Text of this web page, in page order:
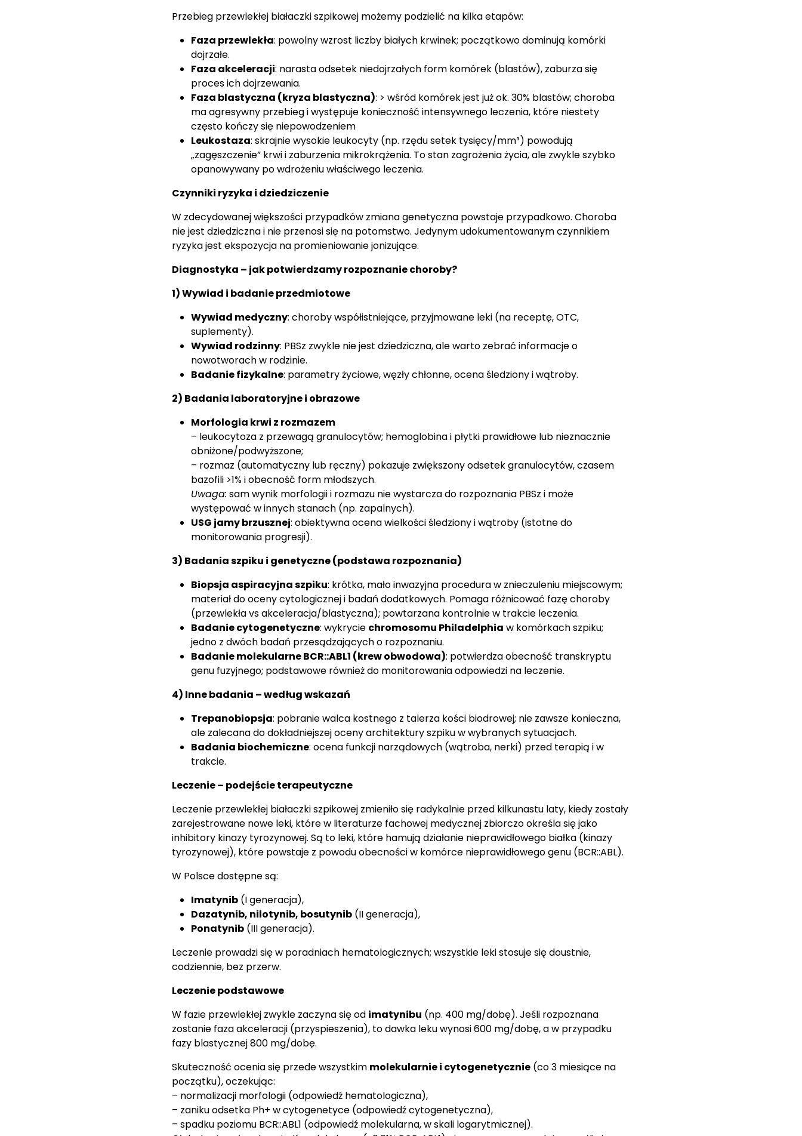
Przebieg przewlekłej białaczki szpikowej możemy podzielić na kilka etapów:
Faza przewlekła: powolny wzrost liczby białych krwinek; początkowo dominują komórki
dojrzałe.
Faza akceleracji: narasta odsetek niedojrzałych form komórek (blastów), zaburza się
proces ich dojrzewania.
Faza blastyczna (kryza blastyczna): > wśród komórek jest już ok. 30% blastów; choroba
ma agresywny przebieg i występuje konieczność intensywnego leczenia, które niestety
często kończy się niepowodzeniem
Leukostaza: skrajnie wysokie leukocyty (np. rzędu setek tysięcy/mm³) powodują
„zagęszczenie” krwi i zaburzenia mikrokrążenia. To stan zagrożenia życia, ale zwykle szybko
opanowywany po wdrożeniu właściwego leczenia.
Czynniki ryzyka i dziedziczenie
W zdecydowanej większości przypadków zmiana genetyczna powstaje przypadkowo. Choroba
nie jest dziedziczna i nie przenosi się na potomstwo. Jedynym udokumentowanym czynnikiem
ryzyka jest ekspozycja na promieniowanie jonizujące.
Diagnostyka – jak potwierdzamy rozpoznanie choroby?
1) Wywiad i badanie przedmiotowe
Wywiad medyczny: choroby współistniejące, przyjmowane leki (na receptę, OTC,
suplementy).
Wywiad rodzinny: PBSz zwykle nie jest dziedziczna, ale warto zebrać informacje o
nowotworach w rodzinie.
Badanie fizykalne: parametry życiowe, węzły chłonne, ocena śledziony i wątroby.
2) Badania laboratoryjne i obrazowe
Morfologia krwi z rozmazem
– leukocytoza z przewagą granulocytów; hemoglobina i płytki prawidłowe lub nieznacznie
obniżone/podwyższone;
– rozmaz (automatyczny lub ręczny) pokazuje zwiększony odsetek granulocytów, czasem
bazofili >1% i obecność form młodszych.
Uwaga: sam wynik morfologii i rozmazu nie wystarcza do rozpoznania PBSz i może
występować w innych stanach (np. zapalnych).
USG jamy brzusznej: obiektywna ocena wielkości śledziony i wątroby (istotne do
monitorowania progresji).
3) Badania szpiku i genetyczne (podstawa rozpoznania)
Biopsja aspiracyjna szpiku: krótka, mało inwazyjna procedura w znieczuleniu miejscowym;
materiał do oceny cytologicznej i badań dodatkowych. Pomaga różnicować fazę choroby
(przewlekła vs akceleracja/blastyczna); powtarzana kontrolnie w trakcie leczenia.
Badanie cytogenetyczne: wykrycie chromosomu Philadelphia w komórkach szpiku;
jedno z dwóch badań przesądzających o rozpoznaniu.
Badanie molekularne BCR::ABL1 (krew obwodowa): potwierdza obecność transkryptu
genu fuzyjnego; podstawowe również do monitorowania odpowiedzi na leczenie.
4) Inne badania – według wskazań
Trepanobiopsja: pobranie walca kostnego z talerza kości biodrowej; nie zawsze konieczna,
ale zalecana do dokładniejszej oceny architektury szpiku w wybranych sytuacjach.
Badania biochemiczne: ocena funkcji narządowych (wątroba, nerki) przed terapią i w
trakcie.
Leczenie – podejście terapeutyczne
Leczenie przewlekłej białaczki szpikowej zmieniło się radykalnie przed kilkunastu laty, kiedy zostały
zarejestrowane nowe leki, które w literaturze fachowej medycznej zbiorczo określa się jako
inhibitory kinazy tyrozynowej. Są to leki, które hamują działanie nieprawidłowego białka (kinazy
tyrozynowej), które powstaje z powodu obecności w komórce nieprawidłowego genu (BCR::ABL).
W Polsce dostępne są:
Imatynib (I generacja),
Dazatynib, nilotynib, bosutynib (II generacja),
Ponatynib (III generacja).
Leczenie prowadzi się w poradniach hematologicznych; wszystkie leki stosuje się doustnie,
codziennie, bez przerw.
Leczenie podstawowe
W fazie przewlekłej zwykle zaczyna się od imatynibu (np. 400 mg/dobę). Jeśli rozpoznana
zostanie faza akceleracji (przyspieszenia), to dawka leku wynosi 600 mg/dobę, a w przypadku
fazy blastycznej 800 mg/dobę.
Skuteczność ocenia się przede wszystkim molekularnie i cytogenetycznie (co 3 miesiące na
początku), oczekując:
– normalizacji morfologii (odpowiedź hematologiczna),
– zaniku odsetka Ph+ w cytogenetyce (odpowiedź cytogenetyczna),
– spadku poziomu BCR::ABL1 (odpowiedź molekularna, w skali logarytmicznej).